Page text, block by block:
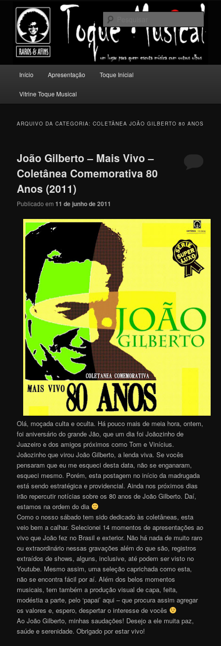
conteúdo
principal
conteúdo
secundário
Toque Musical
Um lugar para quem escuta música com outros olhos.
principal
Início Apresentação Toque Inicial
Vitrine Toque Musical
ARQUIVO DA CATEGORIA:COLETÂNEA JOÃO GILBERTO 80 ANOS
João Gilberto – Mais Vivo –
Coletânea Comemorativa 80
Anos (2011)
Publicado em11 de junho de 2011
Olá, moçada culta e oculta. Há pouco mais de meia hora, ontem,
foi aniversário do grande Jão, que um dia foi Joãozinho de
Juazeiro e dos amigos próximos como Tom e Vinícius.
Joãozinho que virou João Gilberto, a lenda viva. Se vocês
pensaram que eu me esqueci desta data, não se enganaram,
esqueci mesmo. Porém, esta postagem no início da madrugada
está sendo estratégica e providencial. Ainda nos próximos dias
irão repercutir notícias sobre os 80 anos de João Gilberto. Daí,
estamos na ordem do dia
Como o nosso sábado tem sido dedicado às coletâneas, esta
veio bem a calhar. Selecionei 14 momentos de apresentações ao
vivo que João fez no Brasil e exterior. Não há nada de muito raro
ou extraordinário nessas gravações além do que são, registros
extraídos de shows, alguns, inclusive, até podem ser visto no
Youtube. Mesmo assim, uma seleção caprichada como esta,
não se encontra fácil por aí. Além dos belos momentos
musicais, tem também a produção visual de capa, feita,
modéstia a parte, pelo ‘papai’ aqui – que procura assim agregar
os valores e, espero, despertar o interesse de vocês
Ao João Gilberto, minhas saudações! Desejo a ele muita paz,
saúde e serenidade. Obrigado por estar vivo!